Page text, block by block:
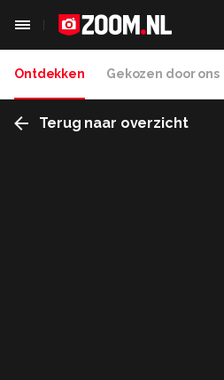
Ontdekken Gekozen door ons
Terug naar overzicht